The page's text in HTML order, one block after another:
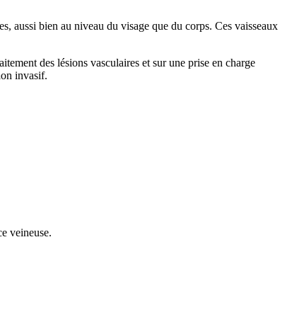
aussi bien au niveau du visage que du corps. Ces vaisseaux
des lésions vasculaires et sur une prise en charge
invasif.
veineuse.